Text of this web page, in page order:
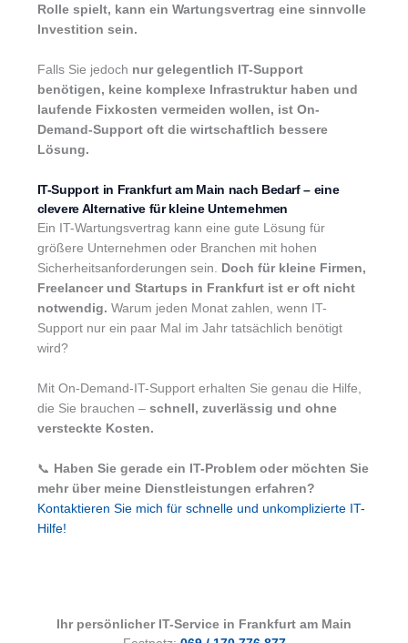
Rolle spielt, kann ein Wartungsvertrag eine sinnvolle
Investition sein.
Falls Sie jedoch nur gelegentlich IT-Support
benötigen, keine komplexe Infrastruktur haben und
laufende Fixkosten vermeiden wollen, ist On-
Demand-Support oft die wirtschaftlich bessere
Lösung.
IT-Support in Frankfurt am Main nach Bedarf – eine
clevere Alternative für kleine Unternehmen
Ein IT-Wartungsvertrag kann eine gute Lösung für
größere Unternehmen oder Branchen mit hohen
Sicherheitsanforderungen sein.
Doch für kleine Firmen,
Freelancer und Startups in Frankfurt ist er oft nicht
notwendig. Warum jeden Monat zahlen, wenn IT-
Support nur ein paar Mal im Jahr tatsächlich benötigt
wird?
Mit On-Demand-IT-Support erhalten Sie genau die Hilfe,
die Sie brauchen – schnell, zuverlässig und ohne
versteckte Kosten.
📞 Haben Sie gerade ein IT-Problem oder möchten Sie
mehr über meine Dienstleistungen erfahren?
Kontaktieren Sie mich für schnelle und unkomplizierte IT-
Hilfe!
Ihr persönlicher IT-Service in Frankfurt am Main